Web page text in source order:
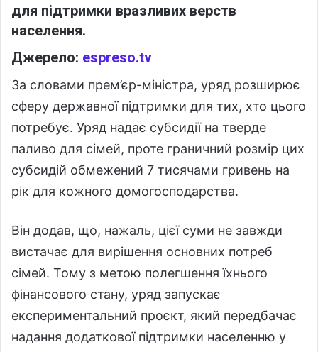
для підтримки вразливих верств
населення.
Джерело: espreso.tv
За словами прем’єр-міністра, уряд розширює
сферу державної підтримки для тих, хто цього
потребує. Уряд надає субсидії на тверде
паливо для сімей, проте граничний розмір цих
субсидій обмежений 7 тисячами гривень на
рік для кожного домогосподарства.
Він додав, що, нажаль, цієї суми не завжди
вистачає для вирішення основних потреб
сімей. Тому з метою полегшення їхнього
фінансового стану, уряд запускає
експериментальний проєкт, який передбачає
надання додаткової підтримки населенню у